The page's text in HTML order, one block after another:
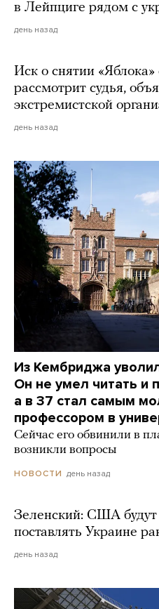
в Лейпциге рядом с
день назад
Иск о снятии
рассмотрит судья,
экстремистской
день назад
Из Кембриджа
Он не умел читать и
а в 37 стал самым
профессором в
Сейчас его обвинили в
возникли вопросы
НОВОСТИ день назад
Зеленский: США
поставлять Украине
день назад